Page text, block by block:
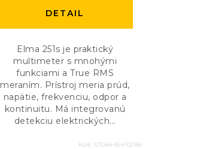
DETAIL
Elma 251s je praktický
multimeter s mnohými
funkciami a True RMS
meraním. Prístroj meria prúd,
napätie, frekvenciu, odpor a
kontinuitu. Má integrovanú
detekciu elektrických...
Kód:5706445410286